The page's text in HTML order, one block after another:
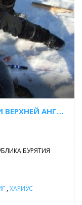
ЗИМНЯЯ РЫБАЛКА НА БАЙКАЛЕ И ВЕРХНЕЙ АНГАРЕ
БУРЯТИЯ
,ХАРИУС